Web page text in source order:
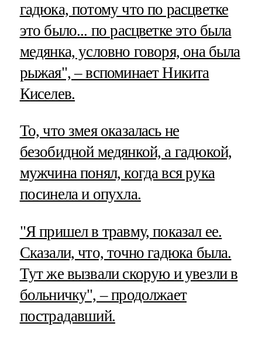
гадюка, потому что по расцветке
это было... по расцветке это была
медянка, условно говоря, она была
рыжая", – вспоминает Никита
Киселев.
То, что змея оказалась не
безобидной медянкой, а гадюкой,
мужчина понял, когда вся рука
посинела и опухла.
"Я пришел в травму, показал ее.
Сказали, что, точно гадюка была.
Тут же вызвали скорую и увезли в
больничку", – продолжает
пострадавший.